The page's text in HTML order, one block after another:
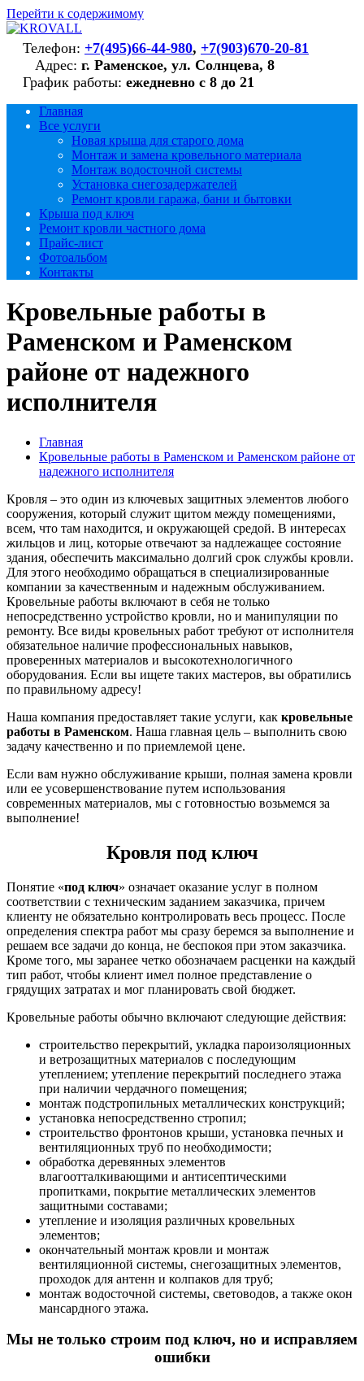
Перейти к содержимому
Телефон: +7(495)66-44-980, +7(903)670-20-81
Адрес: г. Раменское, ул. Солнцева, 8
График работы: ежедневно с 8 до 21
Главная
Все услуги
Новая крыша для старого дома
Монтаж и замена кровельного материала
Монтаж водосточной системы
Установка снегозадержателей
Ремонт кровли гаража, бани и бытовки
Крыша под ключ
Ремонт кровли частного дома
Прайс-лист
Фотоальбом
Контакты
Кровельные работы в
Раменском и Раменском
районе от надежного
исполнителя
Главная
Кровельные работы в Раменском и Раменском районе от
надежного исполнителя
Кровля – это один из ключевых защитных элементов любого
сооружения, который служит щитом между помещениями,
всем, что там находится, и окружающей средой. В интересах
жильцов и лиц, которые отвечают за надлежащее состояние
здания, обеспечить максимально долгий срок службы кровли.
Для этого необходимо обращаться в специализированные
компании за качественным и надежным обслуживанием.
Кровельные работы включают в себя не только
непосредственно устройство кровли, но и манипуляции по
ремонту. Все виды кровельных работ требуют от исполнителя
обязательное наличие профессиональных навыков,
проверенных материалов и высокотехнологичного
оборудования. Если вы ищете таких мастеров, вы обратились
по правильному адресу!
Наша компания предоставляет такие услуги, как кровельные
работы в Раменском. Наша главная цель – выполнить свою
задачу качественно и по приемлемой цене.
Если вам нужно обслуживание крыши, полная замена кровли
или ее усовершенствование путем использования
современных материалов, мы с готовностью возьмемся за
выполнение!
Кровля под ключ
Понятие «под ключ» означает оказание услуг в полном
соответствии с техническим заданием заказчика, причем
клиенту не обязательно контролировать весь процесс. После
определения спектра работ мы сразу беремся за выполнение и
решаем все задачи до конца, не беспокоя при этом заказчика.
Кроме того, мы заранее четко обозначаем расценки на каждый
тип работ, чтобы клиент имел полное представление о
грядущих затратах и мог планировать свой бюджет.
Кровельные работы обычно включают следующие действия:
строительство перекрытий, укладка пароизоляционных
и ветрозащитных материалов с последующим
утеплением; утепление перекрытий последнего этажа
при наличии чердачного помещения;
монтаж подстропильных металлических конструкций;
установка непосредственно стропил;
строительство фронтонов крыши, установка печных и
вентиляционных труб по необходимости;
обработка деревянных элементов
влагоотталкивающими и антисептическими
пропитками, покрытие металлических элементов
защитными составами;
утепление и изоляция различных кровельных
элементов;
окончательный монтаж кровли и монтаж
вентиляционной системы, снегозащитных элементов,
проходок для антенн и колпаков для труб;
монтаж водосточной системы, световодов, а также окон
мансардного этажа.
Мы не только строим под ключ, но и исправляем
ошибки